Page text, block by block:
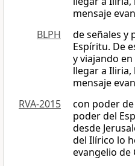
mensaje
BLPH
de señales y
Espíritu. De
y viajando
llegar a
mensaje
RVA-2015
con poder
poder del
desde
del Ilírico lo
evangelio de